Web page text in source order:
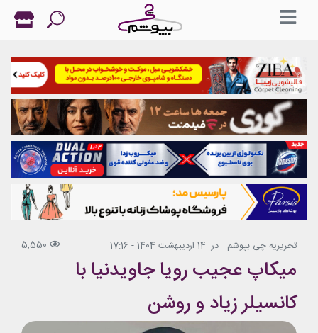
تحریریه چی بپوشم در 14 اردیبهشت 1404 - 17:16 5,550
میکاپ عجیب رویا جاویدنیا با
کانسیلر زیاد و روشن